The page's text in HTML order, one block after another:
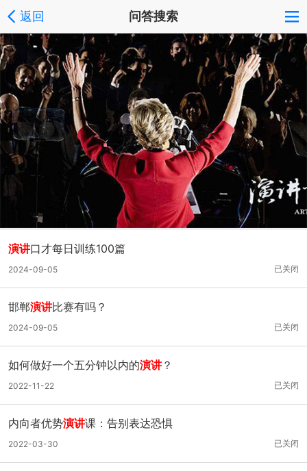
返回 问答搜索
演讲口才每日训练100篇
已关闭
2024-09-05
邯郸演讲比赛有吗？
已关闭
2024-09-05
如何做好一个五分钟以内的演讲？
已关闭
2022-11-22
内向者优势演讲课：告别表达恐惧
已关闭
2022-03-30